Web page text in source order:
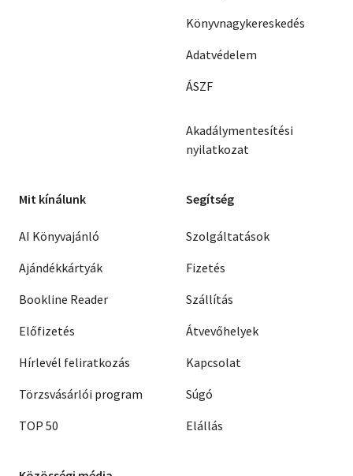
Könyvnagykereskedés
Adatvédelem
ÁSZF
Akadálymentesítési
nyilatkozat
Mit kínálunk
AI Könyvajánló
Ajándékkártyák
Bookline Reader
Előfizetés
Hírlevél feliratkozás
Törzsvásárlói program
TOP 50
Segítség
Szolgáltatások
Fizetés
Szállítás
Átvevőhelyek
Kapcsolat
Súgó
Elállás